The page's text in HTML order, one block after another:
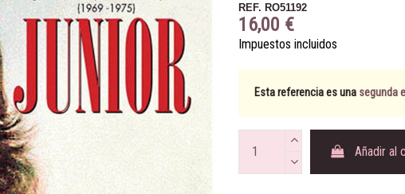
REF. RO51192
16,00 €
Impuestos incluidos
Esta referencia es una segunda
Añadir al